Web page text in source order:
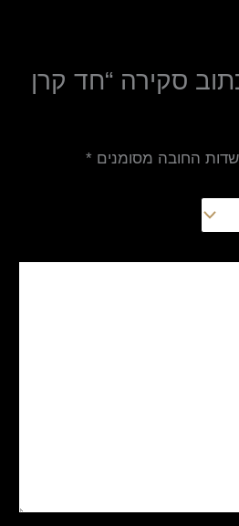
סקירה “חד קרן
שדות החובה מסומנים *